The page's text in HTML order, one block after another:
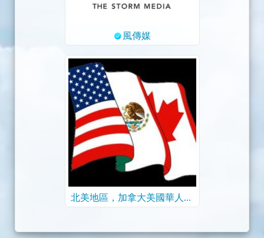
風傳媒
北美地區，加拿大美國華人生